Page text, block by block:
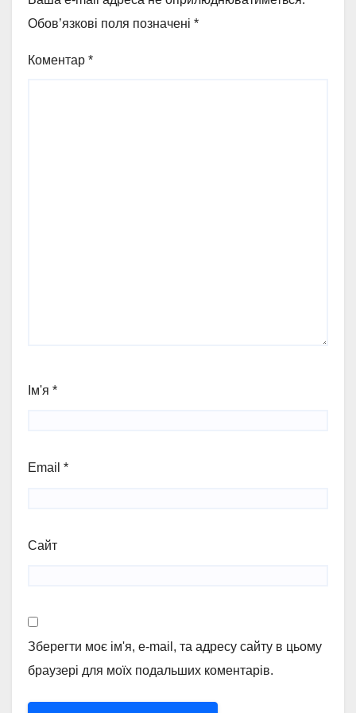
Обов’язкові поля позначені *
Коментар *
Ім'я *
Email *
Сайт
Зберегти моє ім'я, e-mail, та адресу сайту в цьому
браузері для моїх подальших коментарів.